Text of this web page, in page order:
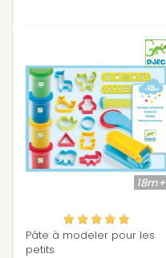
18m+
Pâte à modeler pour les
petits